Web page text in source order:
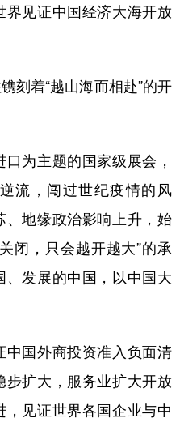
见证中国经济大海开放
着“越山海而相赴”的开
为主题的国家级展会，
流，闯过世纪疫情的风
、地缘政治影响上升，始
闭，只会越开越大”的承
、发展的中国，以中国大
国外商投资准入负面清
步扩大，服务业扩大开放
见证世界各国企业与中